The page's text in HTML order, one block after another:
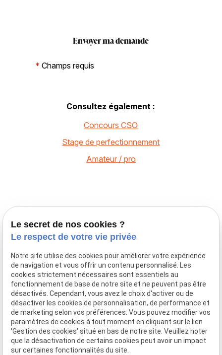
* Champs requis
Consultez également :
Concours CSO
Stage de perfectionnement
Amateur / pro
POMMIERS
Centre
équestre
Écurie des Pommiers,
votre centre équestre à
Landes-sur-Ajon, dédié à
l'excellence équestre, à la
compétition et à l'élevage.
06 22 45 52 83
06 32 75 14 31
Adresse
Le Bourg
14310 Landes-
sur-Ajon
Horaires
Lundi-
Dimanche
Le secret de nos cookies ?
Le respect de votre vie privée
Notre site utilise des cookies pour améliorer votre expérience
de navigation et vous offrir un contenu personnalisé. Les
cookies strictement nécessaires sont essentiels au
fonctionnement de base de notre site et ne peuvent pas être
désactivés. Cependant, vous avez le choix d'activer ou de
désactiver les cookies de personnalisation, de performance et
de marketing selon vos préférences. Vous pouvez modifier vos
paramètres de cookies à tout moment en cliquant sur le lien
'Gestion des cookies' situé en bas de notre site. Veuillez noter
que la désactivation de certains cookies peut avoir un impact
sur certaines fonctionnalités du site.